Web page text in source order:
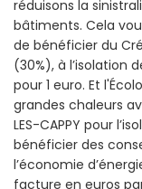
réduisons la
bâtiments. Cela
de bénéficier du
(30%), à l’isolation
pour 1 euro. Et
grandes chaleurs
LES-CAPPY pour
bénéficier des
l’économie
facture en euros